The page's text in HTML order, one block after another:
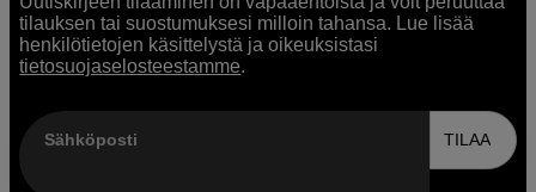
tilauksen tai suostumuksesi milloin tahansa. Lue lisää
henkilötietojen käsittelystä ja oikeuksistasi
tietosuojaselosteestamme.
Sähköposti TILAA